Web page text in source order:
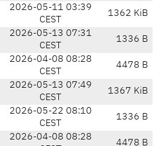
2026-05-11 03:39
CEST
1362 KiB
2026-05-13 07:31
CEST
1336 B
2026-04-08 08:28
CEST
4478 B
2026-05-13 07:49
CEST
1367 KiB
2026-05-22 08:10
CEST
1336 B
2026-04-08 08:28
4478 B